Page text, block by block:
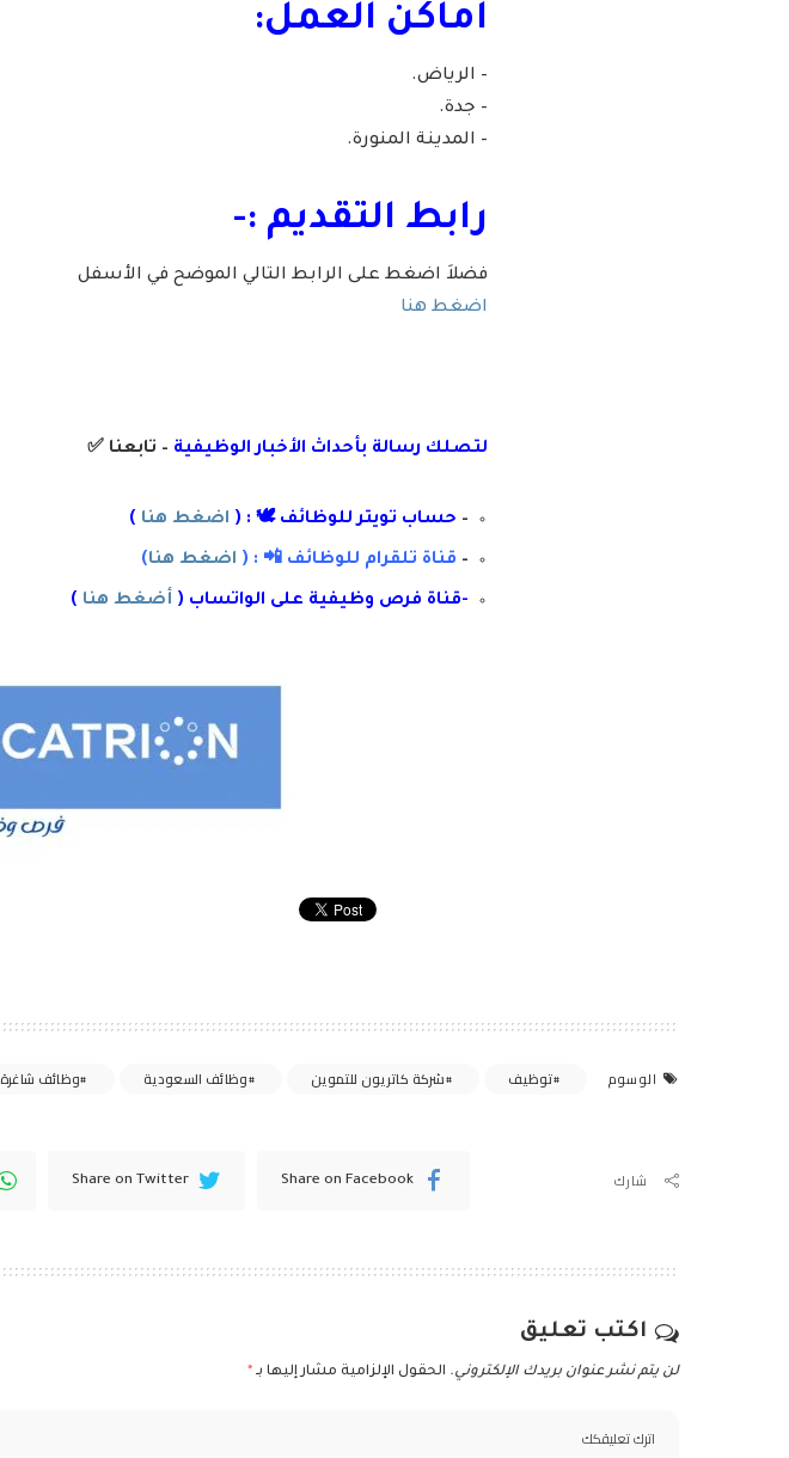
أماكن العمل:
– الرياض.
– جدة.
– المدينة المنورة.
رابط التقديم :-
فضلاَ اضغط على الرابط التالي الموضح في الأسفل
اضغط هنا
لتصلك رسالة بأحداث الأخبار الوظيفية – تابعنا ✅
– حساب تويتر للوظائف 🕊 : ( اضغط هنا )
– قناة تلقرام للوظائف 📲 : ( اضغط هنا)
-قناة فرص وظيفية على الواتساب ( أضغط هنا )
الوسوم توظيف شركة كاتريون للتموين وظائف السعودية وظائف شاغرة
شارك Share on Facebook
Share on Twitter
اكتب تعليق
لن يتم نشر عنوان بريدك الإلكتروني. الحقول الإلزامية مشار إليها بـ *